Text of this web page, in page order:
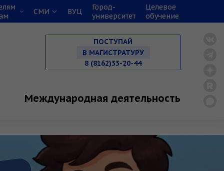
СМИ ВУЦ
Город-
университет
Целевое
обучение
ПОСТУПАЙ
НА СПЕЦИАЛИТЕТ
В МАГИСТРАТУРУ
8 (8162)33-20-44
Международная деятельность